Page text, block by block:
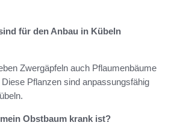
für den Anbau in Kübeln
Zwergäpfeln auch Pflaumenbäume
Pflanzen sind anpassungsfähig
Obstbaum krank ist?